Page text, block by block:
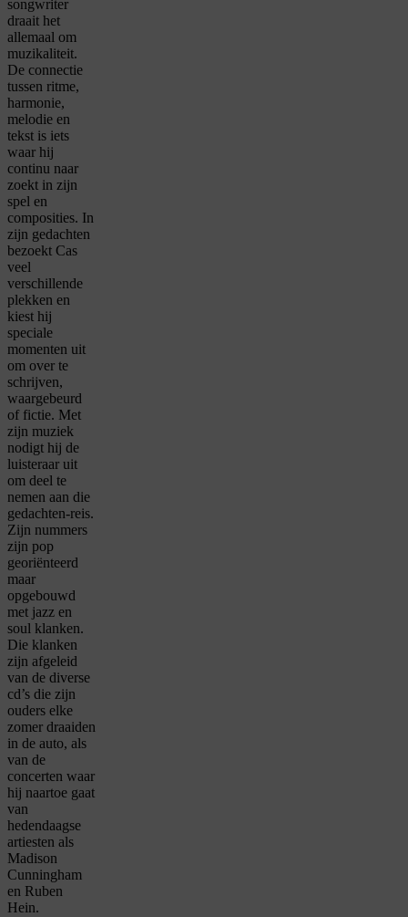
songwriter
draait het
allemaal om
muzikaliteit.
De connectie
tussen ritme,
harmonie,
melodie en
tekst is iets
waar hij
continu naar
zoekt in zijn
spel en
composities. In
zijn gedachten
bezoekt Cas
veel
verschillende
plekken en
kiest hij
speciale
momenten uit
om over te
schrijven,
waargebeurd
of fictie. Met
zijn muziek
nodigt hij de
luisteraar uit
om deel te
nemen aan die
gedachten-reis.
Zijn nummers
zijn pop
georiënteerd
maar
opgebouwd
met jazz en
soul klanken.
Die klanken
zijn afgeleid
van de diverse
cd’s die zijn
ouders elke
zomer draaiden
in de auto, als
van de
concerten waar
hij naartoe gaat
van
hedendaagse
artiesten als
Madison
Cunningham
en Ruben
Hein.